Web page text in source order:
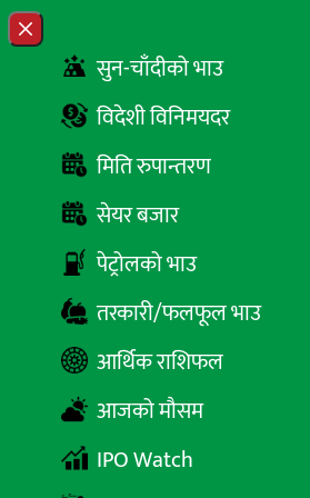
Close menu
सुन-चाँदीको भाउ
विदेशी विनिमयदर
मिति रुपान्तरण
सेयर बजार
पेट्रोलको भाउ
तरकारी/फलफूल भाउ
आर्थिक राशिफल
आजको मौसम
IPO Watch
रेडियो